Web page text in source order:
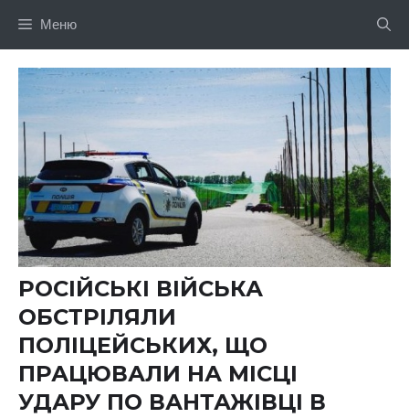
Меню
РОСІЙСЬКІ ВІЙСЬКА
ОБСТРІЛЯЛИ
ПОЛІЦЕЙСЬКИХ, ЩО
ПРАЦЮВАЛИ НА МІСЦІ
УДАРУ ПО ВАНТАЖІВЦІ В